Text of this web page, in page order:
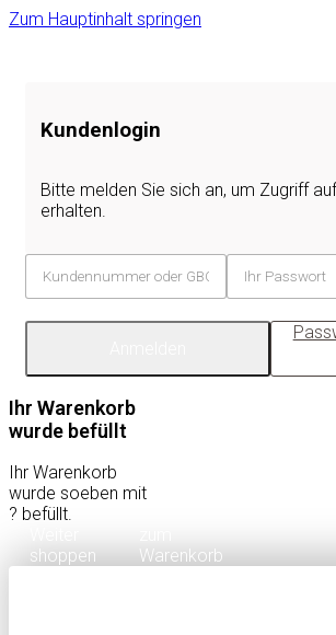
Zum Hauptinhalt springen
Kundenlogin
Bitte melden Sie sich an, um Zugriff
erhalten.
Ihr Warenkorb
wurde befüllt
Ihr Warenkorb
wurde soeben mit
? befüllt.
shoppen
Warenkorb